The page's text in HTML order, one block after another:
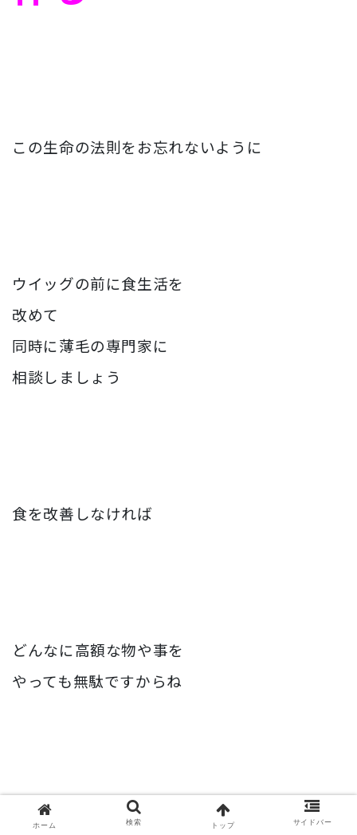
この生命の法則をお忘れないように
ウイッグの前に食生活を
改めて
同時に薄毛の専門家に
相談しましょう
食を改善しなければ
どんなに高額な物や事を
やっても無駄ですからね
何を試しても解決しない
ホーム 検索 トップ サイドバー